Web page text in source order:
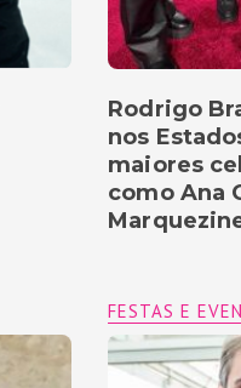
Rodrigo
nos
maiores
como Ana
FESTAS E